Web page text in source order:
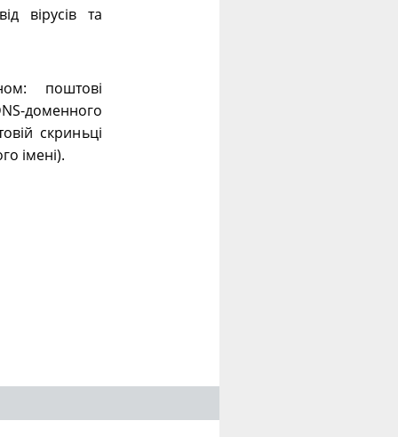
вірусів та
поштові
доменного
скриньці
імені).